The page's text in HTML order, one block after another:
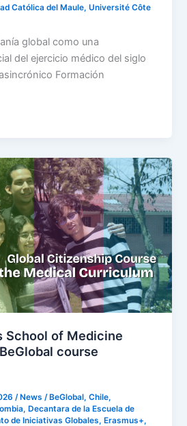
Católica del Maule,Université Côte
global como una
del ejercicio médico del siglo
Formación
School of Medicine
course
/ News / BeGlobal,Chile,
, Decantara de la Escuela de
de Iniciativas Globales, Erasmus+,